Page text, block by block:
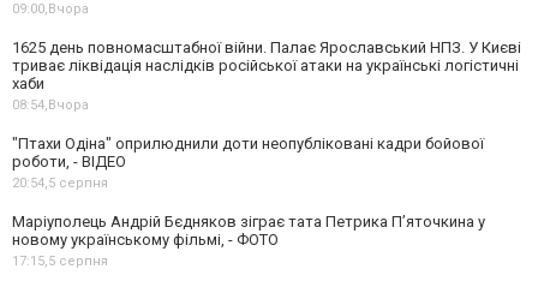
09:00,Вчора
1625 день повномасштабної війни. Палає Ярославський НПЗ. У Києві
триває ліквідація наслідків російської атаки на українські логістичні
хаби
08:54,Вчора
"Птахи Одіна" оприлюднили доти неопубліковані кадри бойової
роботи, - ВІДЕО
20:54,5 серпня
Маріуполець Андрій Бєдняков зіграє тата Петрика П’яточкина у
новому українському фільмі, - ФОТО
17:15,5 серпня